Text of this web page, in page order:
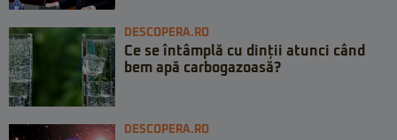
DESCOPERA.RO
Ce se întâmplă cu dinții atunci când
bem apă carbogazoasă?
DESCOPERA.RO